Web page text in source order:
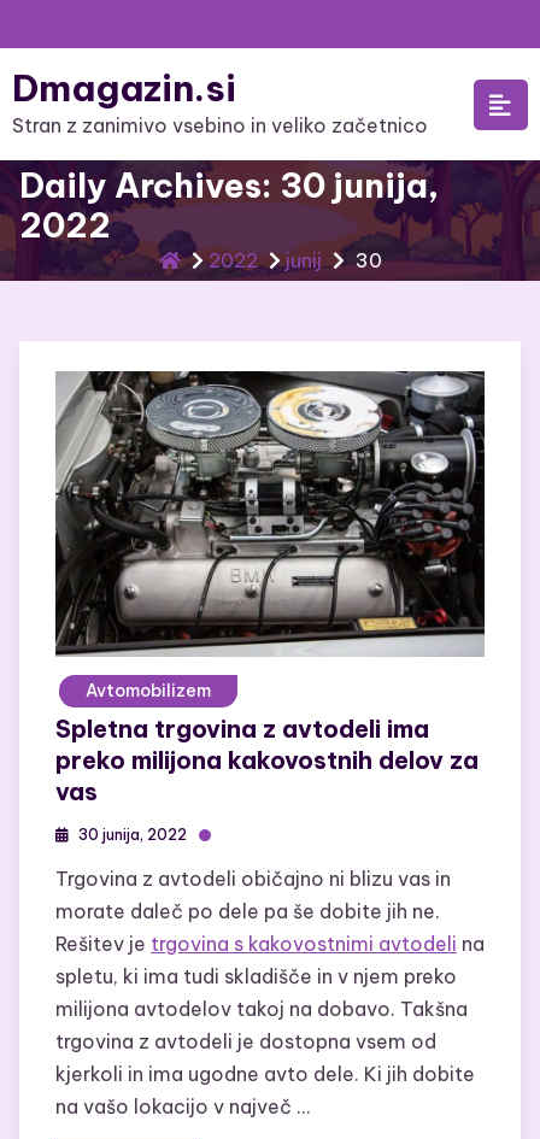
to
content
Dmagazin.si
Stran z zanimivo vsebino in veliko začetnico
Daily Archives: 30 junija,
2022
2022 junij 30
Avtomobilizem
Spletna trgovina z avtodeli ima
preko milijona kakovostnih delov za
vas
30 junija, 2022
Trgovina z avtodeli običajno ni blizu vas in
morate daleč po dele pa še dobite jih ne.
Rešitev je trgovina s kakovostnimi avtodeli na
spletu, ki ima tudi skladišče in v njem preko
milijona avtodelov takoj na dobavo. Takšna
trgovina z avtodeli je dostopna vsem od
kjerkoli in ima ugodne avto dele. Ki jih dobite
na vašo lokacijo v največ …